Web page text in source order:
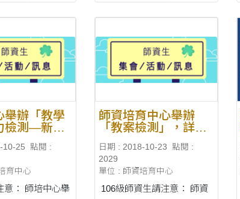
育專業課程、專門課....
舉辦「教學
檢測—新課
計畫」
10-25
點閱 :
育中心
中心舉
師資培育中心舉辦
「教案檢測」，詳情
日期 : 2018-10-23
點閱 :
2029
單位 : 師資培育中心
106級師資生請注意： 師資